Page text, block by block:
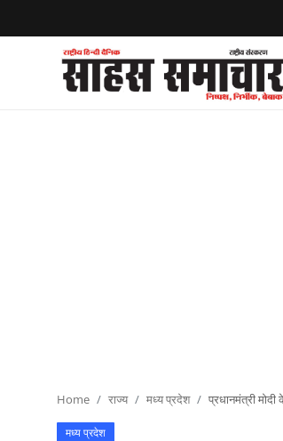
Register
Home राज्य मध्य प्रदेश प्रधानमंत्री
मध्य प्रदेश